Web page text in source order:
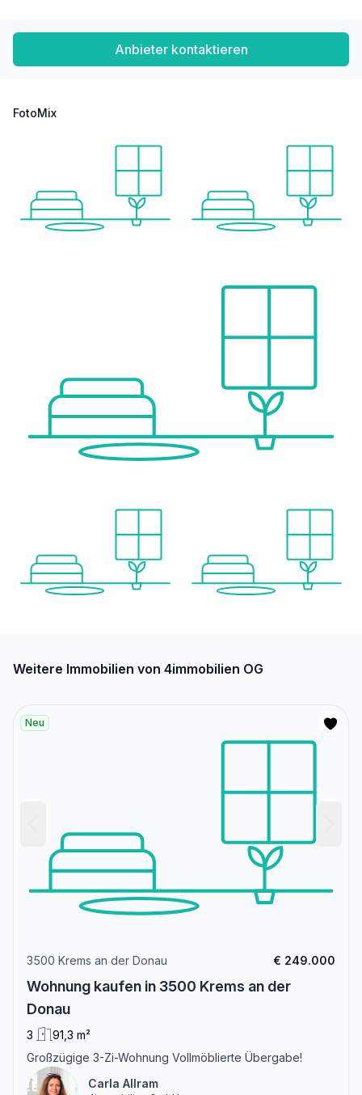
Anbieter kontaktieren
FotoMix
Weitere Immobilien von 4immobilien OG
Neu
3500 Krems an der Donau € 249.000
Wohnung kaufen in 3500 Krems an der
Donau
3
91,3 m²
Großzügige 3-Zi-Wohnung Vollmöblierte Übergabe!
Carla Allram